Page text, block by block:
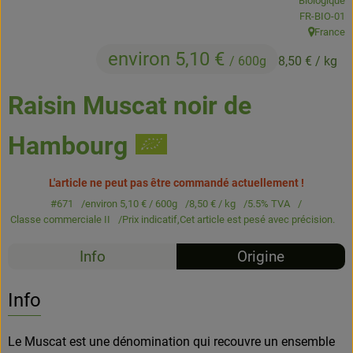
C'est nous
Infos pratiques
Raisin Muscat noir de
Hambourg
environ 5,10 € / 600g 8,50 € / kg
, Autorité
FR-BIO-01
, Origine:
France
L'article ne peut pas être commandé actuellement !
#671 environ 5,10 €/ 600g 8,50 €/ kg
5.5% TVA
Classe commerciale II
Prix indicatif,Cet article est pesé avec précision.
Info Origine
Info
Le Muscat est une dénomination qui recouvre un ensemble